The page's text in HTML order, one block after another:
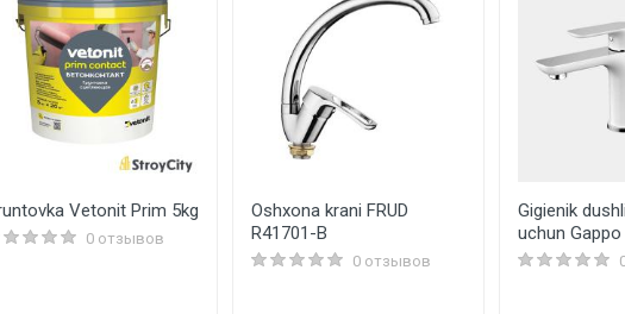
F51 (35mm)
H899
Vetonit Prim 5kg
0 отзывов
Oshxona krani FRUD
R41701-B
0 отзывов
Gigienik
uchun